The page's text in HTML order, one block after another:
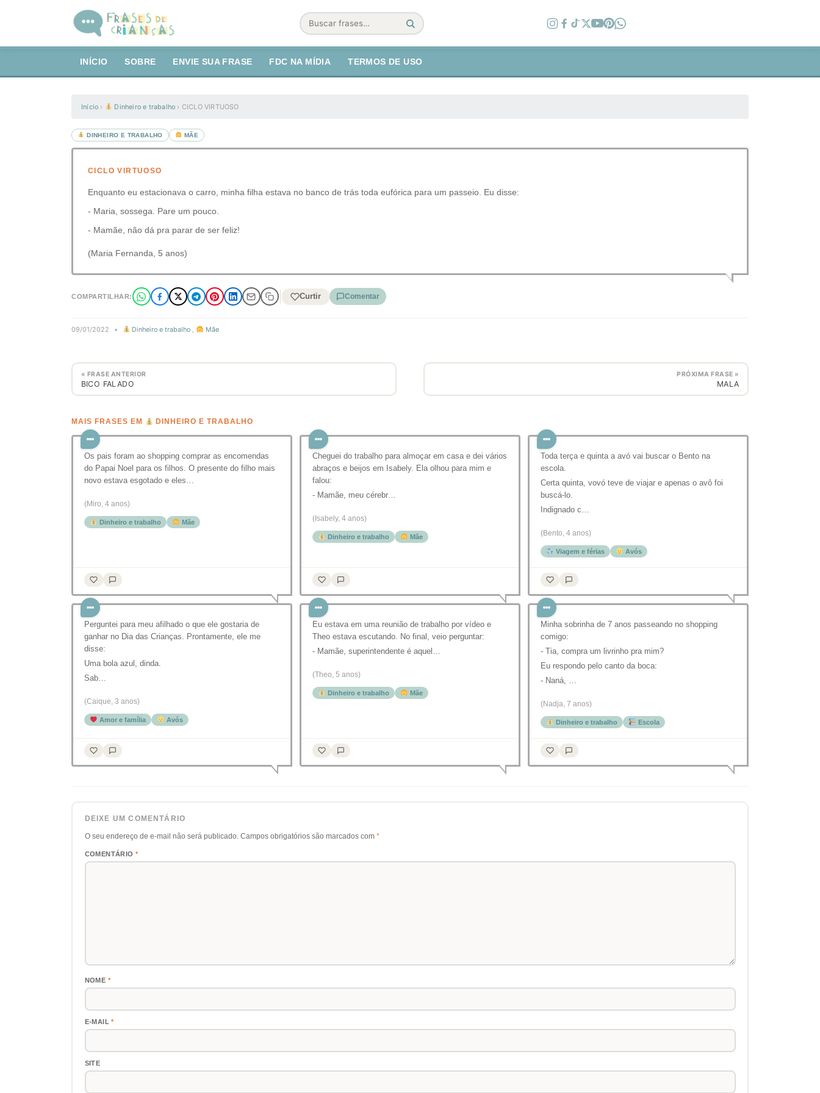
Buscar
INÍCIO SOBRE ENVIE SUA FRASE FDC NA MÍDIA TERMOS DE USO
Início › Dinheiro e trabalho › CICLO VIRTUOSO
DINHEIRO E TRABALHO MÃE
CICLO VIRTUOSO
Enquanto eu estacionava o carro, minha filha estava no banco de trás toda eufórica para um passeio. Eu disse:
- Maria, sossega. Pare um pouco.
- Mamãe, não dá pra parar de ser feliz!
(Maria Fernanda, 5 anos)
COMPARTILHAR: Curtir Comentar
09/01/2022 • Dinheiro e trabalho , Mãe
« FRASE ANTERIOR
BICO FALADO
PRÓXIMA FRASE »
MALA
MAIS FRASES EM DINHEIRO E TRABALHO
Os pais foram ao shopping comprar as encomendas
do Papai Noel para os filhos. O presente do filho mais
novo estava esgotado e eles…
(Miro, 4 anos)
Dinheiro e trabalho Mãe
Cheguei do trabalho para almoçar em casa e dei vários
abraços e beijos em Isabely. Ela olhou para mim e
falou:
- Mamãe, meu cérebr…
(Isabely, 4 anos)
Dinheiro e trabalho Mãe
Toda terça e quinta a avó vai buscar o Bento na
escola.
Certa quinta, vovó teve de viajar e apenas o avô foi
buscá-lo.
Indignado c…
(Bento, 4 anos)
Viagem e férias Avós
Perguntei para meu afilhado o que ele gostaria de
ganhar no Dia das Crianças. Prontamente, ele me
disse:
Uma bola azul, dinda.
Sab…
(Caique, 3 anos)
Amor e família Avós
Eu estava em uma reunião de trabalho por vídeo e
Theo estava escutando. No final, veio perguntar:
- Mamãe, superintendente é aquel…
(Theo, 5 anos)
Dinheiro e trabalho Mãe
Minha sobrinha de 7 anos passeando no shopping
comigo:
- Tia, compra um livrinho pra mim?
Eu respondo pelo canto da boca:
- Naná, …
(Nadja, 7 anos)
Dinheiro e trabalho Escola
DEIXE UM COMENTÁRIO
O seu endereço de e-mail não será publicado. Campos obrigatórios são marcados com *
COMENTÁRIO *
NOME *
E-MAIL*
SITE